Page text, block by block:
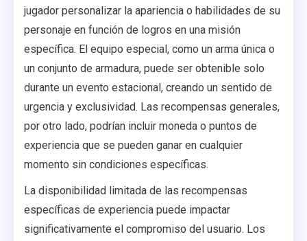
jugador personalizar la apariencia o habilidades de su
personaje en función de logros en una misión
específica. El equipo especial, como un arma única o
un conjunto de armadura, puede ser obtenible solo
durante un evento estacional, creando un sentido de
urgencia y exclusividad. Las recompensas generales,
por otro lado, podrían incluir moneda o puntos de
experiencia que se pueden ganar en cualquier
momento sin condiciones específicas.
La disponibilidad limitada de las recompensas
específicas de experiencia puede impactar
significativamente el compromiso del usuario. Los